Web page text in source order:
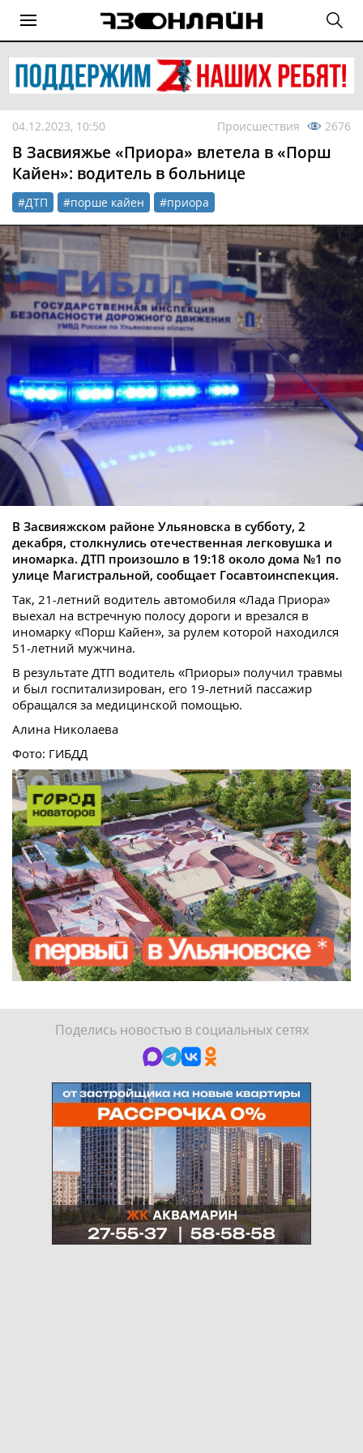
04.12.2023, 10:50 Происшествия 2676
В Засвияжье «Приора» влетела в «Порш
Кайен»: водитель в больнице
#ДТП #порше кайен #приора
В Засвияжском районе Ульяновска в субботу, 2
декабря, столкнулись отечественная легковушка и
иномарка. ДТП произошло в 19:18 около дома №1 по
улице Магистральной, сообщает Госавтоинспекция.
Так, 21-летний водитель автомобиля «Лада Приора»
выехал на встречную полосу дороги и врезался в
иномарку «Порш Кайен», за рулем которой находился
51-летний мужчина.
В результате ДТП водитель «Приоры» получил травмы
и был госпитализирован, его 19-летний пассажир
обращался за медицинской помощью.
Алина Николаева
Фото: ГИБДД
Поделись новостью в социальных сетях